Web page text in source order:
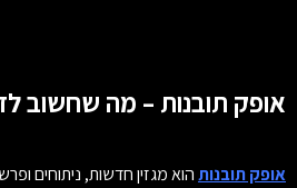
אופק תובנות – מה שחשוב
אופק תובנותהוא מגזין חדשות, ניתוחים